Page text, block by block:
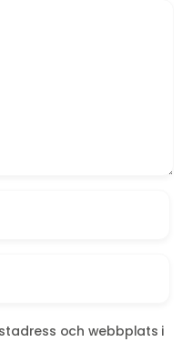
och webbplats i